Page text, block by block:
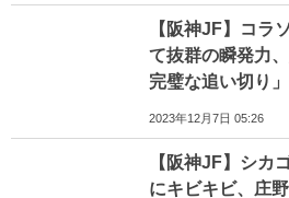
【阪神JF】コ
て抜群の瞬発力
完璧な追い切り」
2023年12月7日 05:26
【阪神JF】シ
にキビキビ、庄